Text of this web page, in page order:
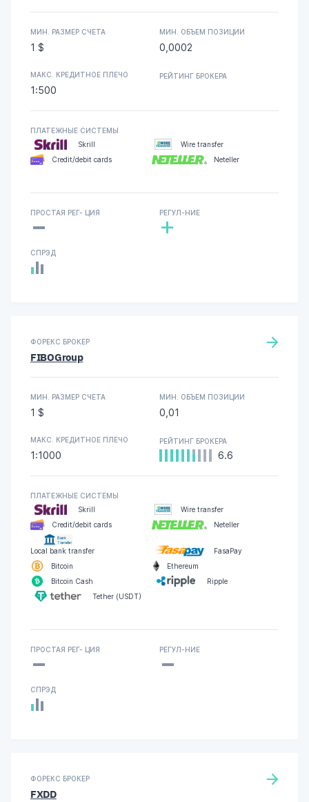
МИН. РАЗМЕР СЧЕТА
1 $
МИН. ОБЪЕМ ПОЗИЦИИ
0,0002
МАКС. КРЕДИТНОЕ ПЛЕЧО
1:500
РЕЙТИНГ БРОКЕРА
ПЛАТЕЖНЫЕ СИСТЕМЫ
Skrill
Wire transfer
Credit/debit cards
Neteller
ПРОСТАЯ РЕГ- ЦИЯ
- РЕГУЛ-НИЕ
+
СПРЭД
ФОРЕКС БРОКЕР
FIBOGroup
МИН. РАЗМЕР СЧЕТА
1 $
МИН. ОБЪЕМ ПОЗИЦИИ
0,01
МАКС. КРЕДИТНОЕ ПЛЕЧО
1:1000
РЕЙТИНГ БРОКЕРА
6.6
ПЛАТЕЖНЫЕ СИСТЕМЫ
Skrill
Wire transfer
Credit/debit cards
Neteller
Local bank transfer
FasaPay
Bitcoin
Ethereum
Bitcoin Cash
Ripple
Tether (USDT)
ПРОСТАЯ РЕГ- ЦИЯ
- РЕГУЛ-НИЕ
-
СПРЭД
ФОРЕКС БРОКЕР
FXDD